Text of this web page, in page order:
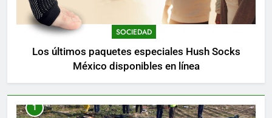
SOCIEDAD
Los últimos paquetes especiales Hush Socks
México disponibles en línea
1